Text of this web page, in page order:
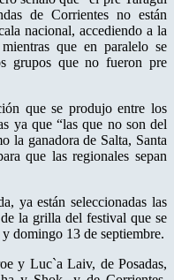
de Corrientes no están
nacional, accediendo a la
que en paralelo se
grupos que no fueron pre
que se produjo entre los
ya que “las que no son del
la ganadora de Salta, Santa
que las regionales sepan
ya están seleccionadas las
la grilla del festival que se
domingo 13 de septiembre.
y Luc`a Laiv, de Posadas,